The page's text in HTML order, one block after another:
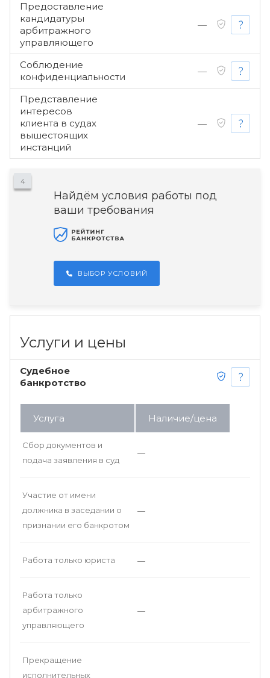
Предоставление
кандидатуры
арбитражного
управляющего
—
Соблюдение
конфиденциальности
—
Представление
интересов
клиента в судах
вышестоящих
инстанций
—
4
Найдём условия работы под
ваши требования
ВЫБОР УСЛОВИЙ
Услуги и цены
Судебное
банкротство
Услуга Наличие/цена
Сбор документов и
подача заявления в суд
—
Участие от имени
должника в заседании о
признании его банкротом
—
Работа только юриста —
Работа только
арбитражного
управляющего
—
Прекращение
исполнительных